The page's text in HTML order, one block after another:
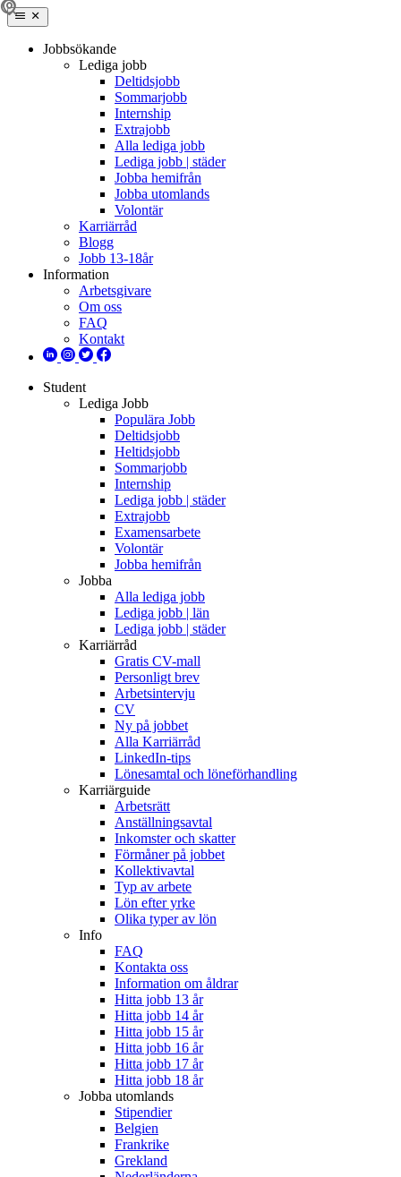
Jobbsökande
Lediga jobb
Deltidsjobb
Sommarjobb
Internship
Extrajobb
Alla lediga jobb
Lediga jobb | städer
Jobba hemifrån
Jobba utomlands
Volontär
Karriärråd
Blogg
Jobb 13-18år
Information
Arbetsgivare
Om oss
FAQ
Kontakt
Student
Lediga Jobb
Populära Jobb
Deltidsjobb
Heltidsjobb
Sommarjobb
Internship
Lediga jobb | städer
Extrajobb
Examensarbete
Volontär
Jobba hemifrån
Jobba
Alla lediga jobb
Lediga jobb | län
Lediga jobb | städer
Karriärråd
Gratis CV-mall
Personligt brev
Arbetsintervju
CV
Ny på jobbet
Alla Karriärråd
LinkedIn-tips
Lönesamtal och löneförhandling
Karriärguide
Arbetsrätt
Anställningsavtal
Inkomster och skatter
Förmåner på jobbet
Kollektivavtal
Typ av arbete
Lön efter yrke
Olika typer av lön
Info
FAQ
Kontakta oss
Information om åldrar
Hitta jobb 13 år
Hitta jobb 14 år
Hitta jobb 15 år
Hitta jobb 16 år
Hitta jobb 17 år
Hitta jobb 18 år
Jobba utomlands
Stipendier
Belgien
Frankrike
Grekland